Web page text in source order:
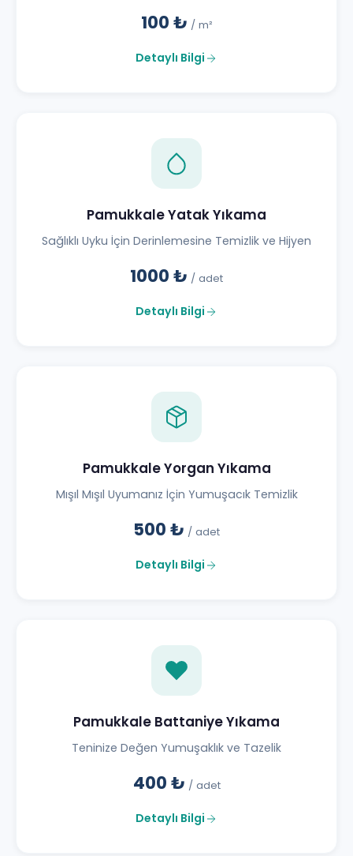
100 ₺ / m²
Detaylı Bilgi
Pamukkale Yatak Yıkama
Sağlıklı Uyku İçin Derinlemesine Temizlik ve Hijyen
1000 ₺ / adet
Detaylı Bilgi
Pamukkale Yorgan Yıkama
Mışıl Mışıl Uyumanız İçin Yumuşacık Temizlik
500 ₺ / adet
Detaylı Bilgi
Pamukkale Battaniye Yıkama
Teninize Değen Yumuşaklık ve Tazelik
400 ₺ / adet
Detaylı Bilgi